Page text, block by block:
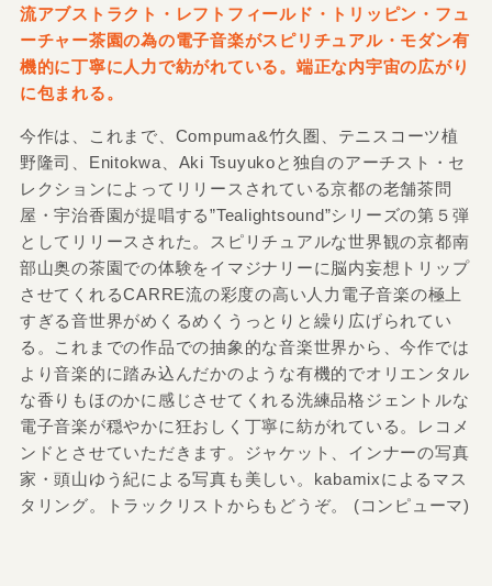
流アブストラクト・レフトフィールド・トリッピン・フュ
ーチャー茶園の為の電子音楽がスピリチュアル・モダン有
機的に丁寧に人力で紡がれている。端正な内宇宙の広がり
に包まれる。
今作は、これまで、Compuma&竹久圏、テニスコーツ植
野隆司、Enitokwa、Aki Tsuyukoと独自のアーチスト・セ
レクションによってリリースされている京都の老舗茶問
屋・宇治香園が提唱する”Tealightsound”シリーズの第５弾
としてリリースされた。スピリチュアルな世界観の京都南
部山奥の茶園での体験をイマジナリーに脳内妄想トリップ
させてくれるCARRE流の彩度の高い人力電子音楽の極上
すぎる音世界がめくるめくうっとりと繰り広げられてい
る。これまでの作品での抽象的な音楽世界から、今作では
より音楽的に踏み込んだかのような有機的でオリエンタル
な香りもほのかに感じさせてくれる洗練品格ジェントルな
電子音楽が穏やかに狂おしく丁寧に紡がれている。レコメ
ンドとさせていただきます。ジャケット、インナーの写真
家・頭山ゆう紀による写真も美しい。kabamixによるマス
タリング。トラックリストからもどうぞ。 (コンピューマ)